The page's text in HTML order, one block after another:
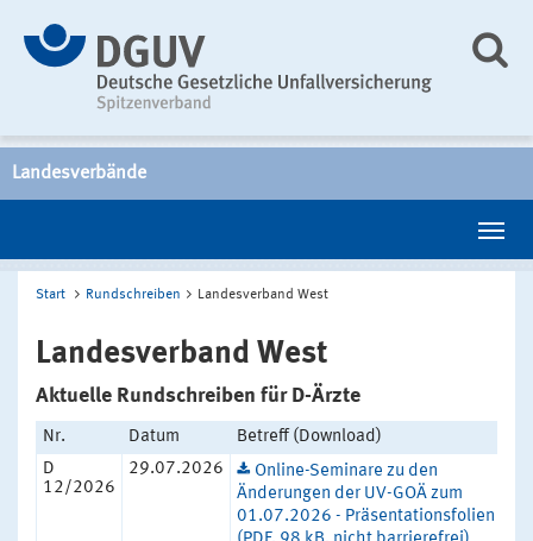
Landesverbände
Start Rundschreiben Landesverband West
Landesverband West
Aktuelle Rundschreiben für D-Ärzte
Nr. Datum
Betreff (Download)
D
12/2026
29.07.2026
Online-Seminare zu den
Änderungen der UV-GOÄ zum
01.07.2026 - Präsentationsfolien